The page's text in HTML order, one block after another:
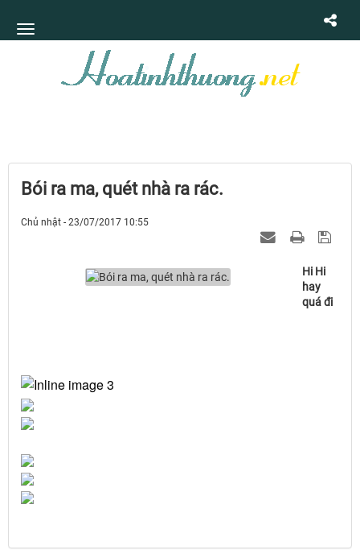
Bói ra ma, quét nhà ra rác.
Chủ nhật - 23/07/2017 10:55
Hi Hi
hay
quá đi